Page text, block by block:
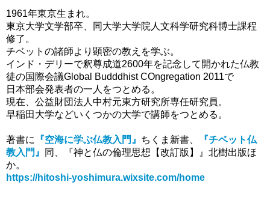
1961年東京生まれ。
東京大学文学部卒、同大学大学院人文科学研究科博士課程
修了。
チベットの諸師より顕密の教えを学ぶ。
インド・デリーで釈尊成道2600年を記念して開かれた仏教
徒の国際会議Global Budddhist COngregation 2011で
日本部会発表者の一人をつとめる。
現在、公益財団法人中村元東方研究所専任研究員。
早稲田大学などいくつかの大学で講師をつとめる。
著書に 『空海に学ぶ仏教入門』 ちくま新書、
『チベット仏
教入門』
同、『神と仏の倫理思想【改訂版】』北樹出版ほ
か。
https://hitoshi-yoshimura.wixsite.com/home